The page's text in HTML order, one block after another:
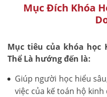
Mục Đích Khóa
Mục tiêu của khóa học
Thể Là hướng đến là:
Giúp người học hiểu
việc của kế toán hộ kinh